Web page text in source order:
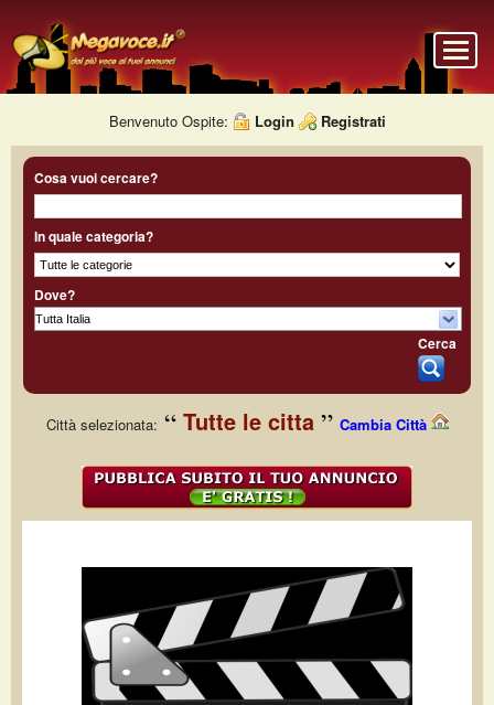
Benvenuto Ospite: Login Registrati
Cosa vuoi cercare?
In quale categoria?
Dove?
Cerca
Città selezionata: Tutte le citta Cambia Città